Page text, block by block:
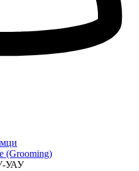
(Grooming)
УАУ